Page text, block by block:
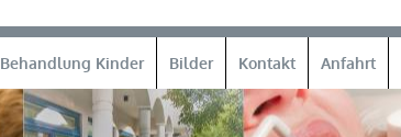
Behandlung Kinder Bilder Kontakt Anfahrt